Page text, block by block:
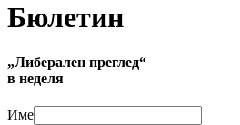
Бюлетин
„Либерален преглед“
в неделя
Име